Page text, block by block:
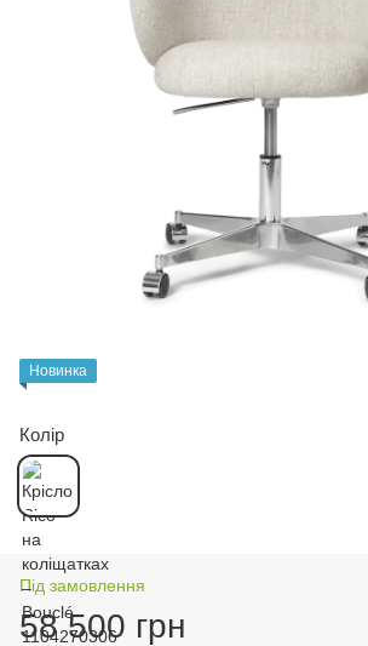
Новинка
Колір
Під замовлення
58 500 грн